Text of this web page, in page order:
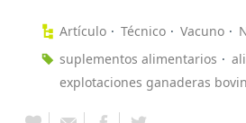
Artículo Técnico Vacuno
suplementos alimentarios
explotaciones ganaderas